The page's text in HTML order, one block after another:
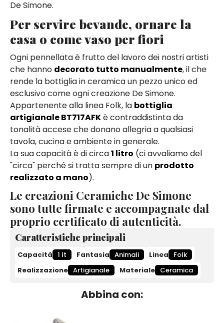
De Simone.
Per servire bevande, ornare la
casa o come vaso per fiori
Ogni pennellata è frutto del lavoro dei nostri artisti
che hanno decorato tutto manualmente, il che
rende la bottiglia in ceramica un pezzo unico ed
esclusivo come ogni creazione De Simone.
Appartenente alla linea Folk, la bottiglia
artigianale BT717AFKè contraddistinta da
tonalità accese che donano allegria a qualsiasi
tavola, cucina e ambiente in generale.
La sua capacità è di circa1 litro (ci avvaliamo del
"circa" perché si tratta sempre di un prodotto
realizzato a mano).
Le creazioni Ceramiche De Simone
sono tutte firmate e accompagnate dal
proprio certificato di autenticità.
Caratteristiche principali
Capacità 1 lt Fantasia Animali Linea
Folk
Realizzazione Artigianale Materiale Ceramica
Abbina con: